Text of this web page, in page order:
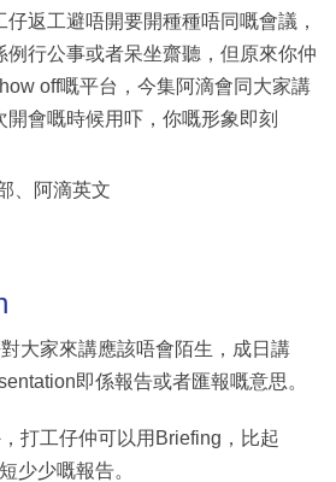
仔返工避唔開要開種種唔同嘅會議，
例行公事或者呆坐齋聽，但原來你仲
off嘅平台，今集阿滴會同大家講
開會嘅時候用吓，你嘅形象即刻
、阿滴英文
大家來講應該唔會陌生，成日講
即係報告或者匯報嘅意思。
打工仔仲可以用Briefing，比起
少少嘅報告。